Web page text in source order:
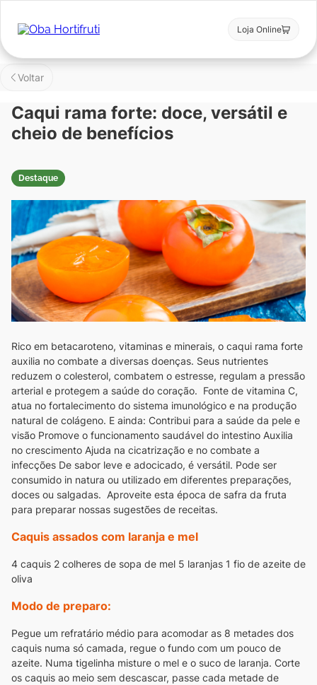
Loja Online
Voltar
Caqui rama forte: doce, versátil e
cheio de benefícios
Destaque
Rico em betacaroteno, vitaminas e minerais, o caqui rama forte
auxilia no combate a diversas doenças. Seus nutrientes
reduzem o colesterol, combatem o estresse, regulam a pressão
arterial e protegem a saúde do coração. Fonte de vitamina C,
atua no fortalecimento do sistema imunológico e na produção
natural de colágeno. E ainda: Contribui para a saúde da pele e
visão Promove o funcionamento saudável do intestino Auxilia
no crescimento Ajuda na cicatrização e no combate a
infecções De sabor leve e adocicado, é versátil. Pode ser
consumido in natura ou utilizado em diferentes preparações,
doces ou salgadas. Aproveite esta época de safra da fruta
para preparar nossas sugestões de receitas.
Caquis assados com laranja e mel
4 caquis 2 colheres de sopa de mel 5 laranjas 1 fio de azeite de
oliva
Modo de preparo:
Pegue um refratário médio para acomodar as 8 metades dos
caquis numa só camada, regue o fundo com um pouco de
azeite. Numa tigelinha misture o mel e o suco de laranja. Corte
os caquis ao meio sem descascar, passe cada metade de